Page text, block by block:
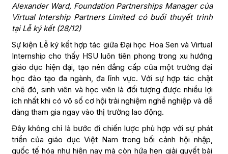
Alexander Ward, Foundation Partnerships Manager của
Virtual Intership Partners Limited có buổi thuyết trình
tại Lễ ký kết (28/12)
Sự kiện Lễ ký kết hợp tác giữa Đại học Hoa Sen và Virtual
Internship cho thấy HSU luôn tiên phong trong xu hướng
giáo dục hiện đại, tạo nên đẳng cấp của một trường đại
học đào tạo đa ngành, đa lĩnh vực. Với sự hợp tác chặt
chẽ đó, sinh viên và học viên là đối tượng được nhiều lợi
ích nhất khi có vô số cơ hội trải nghiệm nghề nghiệp và dễ
dàng tham gia ngay vào thị trường lao động.
Đây không chỉ là bước đi chiến lược phù hợp với sự phát
triển của giáo dục Việt Nam trong bối cảnh hội nhập,
quốc tế hóa như hiện nay mà còn hứa hẹn giải quyết bài